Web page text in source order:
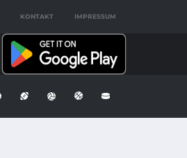
KONTAKT IMPRESSUM